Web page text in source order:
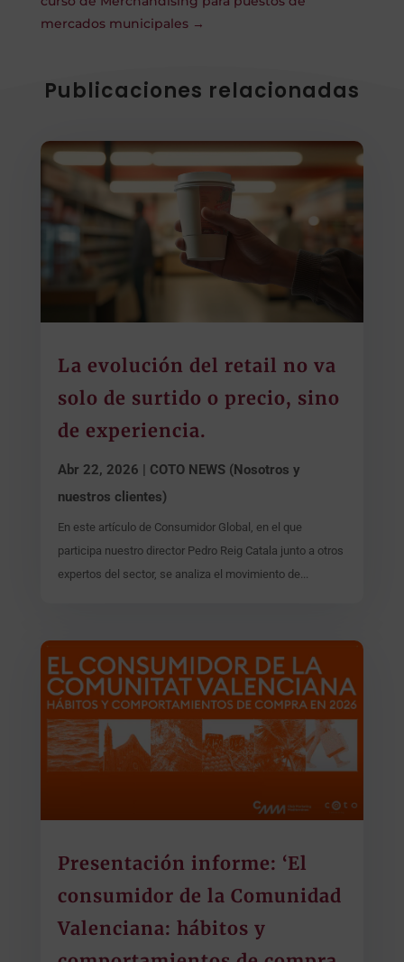
mercados municipales→
Publicaciones relacionadas
La evolución del retail no va
solo de surtido o precio, sino
de experiencia.
Abr 22, 2026 | COTO NEWS (Nosotros y
nuestros clientes)
En este artículo de Consumidor Global, en el que
participa nuestro director Pedro Reig Catala junto a otros
expertos del sector, se analiza el movimiento de...
Presentación informe: ‘El
consumidor de la Comunidad
Valenciana: hábitos y